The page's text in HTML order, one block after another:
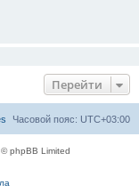
Перейти
Часовой пояс: UTC+03:00
phpBB Limited